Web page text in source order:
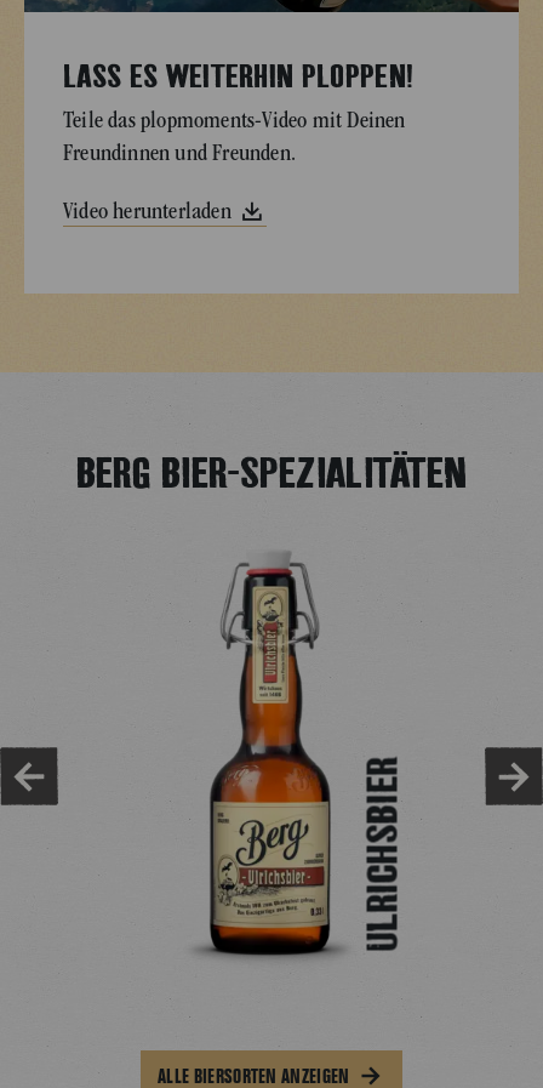
LASS ES WEITERHIN PLOPPEN!
Teile das plopmoments-Video mit Deinen
Freundinnen und Freunden.
Video herunterladen
BERG BIER-SPEZIALITÄTEN
ULRICHSBIER
ALLE BIERSORTEN ANZEIGEN